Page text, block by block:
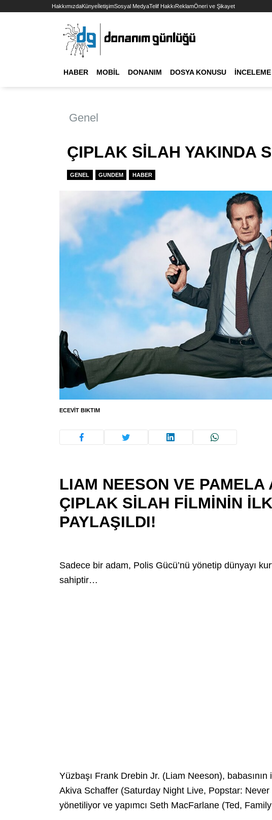
HakkımızdaKünyeİletişimSosyal MedyaTelif HakkıReklamÖneri ve Şikayet
HABER MOBIL DONANIM DOSYA KONUSU İNCELEME
Genel
ÇIPLAK SİLAH YAKINDA
GENEL GUNDEM HABER
ECEVIT BIKTIM
LIAM NEESON VE PAMELA
ÇIPLAK SİLAH FİLMİNİN
PAYLAŞILDI!
Sadece bir adam, Polis Gücü’nü yönetip dünyayı
sahiptir…
Yüzbaşı Frank Drebin Jr. (Liam Neeson),
Akiva Schaffer (Saturday Night Live, Popstar:
yönetiliyor ve yapımcı Seth MacFarlane (Ted,